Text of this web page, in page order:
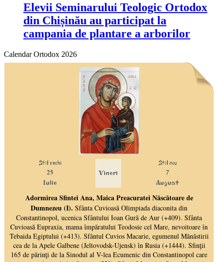
Elevii Seminarului Teologic Ortodox
din Chișinău au participat la
campania de plantare a arborilor
Calendar Ortodox 2026